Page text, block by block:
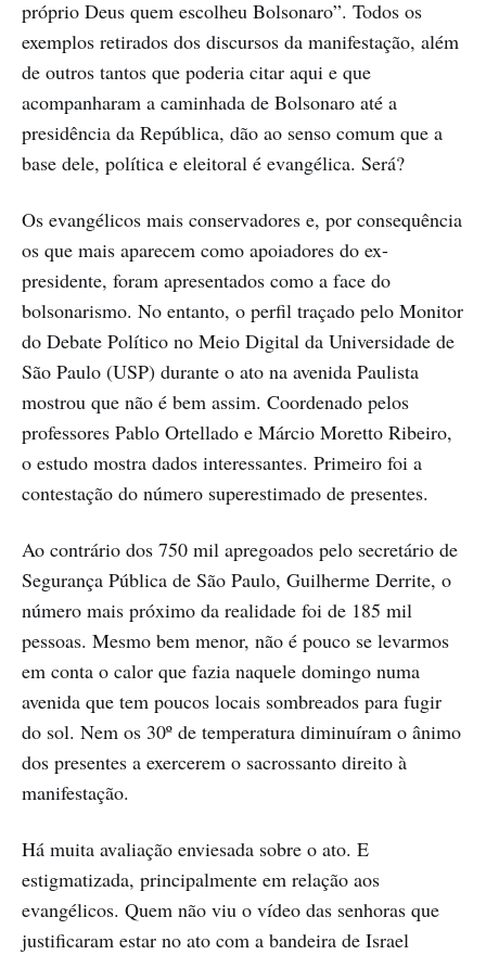
próprio Deus quem escolheu Bolsonaro”. Todos os
exemplos retirados dos discursos da manifestação, além
de outros tantos que poderia citar aqui e que
acompanharam a caminhada de Bolsonaro até a
presidência da República, dão ao senso comum que a
base dele, política e eleitoral é evangélica. Será?
Os evangélicos mais conservadores e, por consequência
os que mais aparecem como apoiadores do ex-
presidente, foram apresentados como a face do
bolsonarismo. No entanto, o perfil traçado pelo Monitor
do Debate Político no Meio Digital da Universidade de
São Paulo (USP) durante o ato na avenida Paulista
mostrou que não é bem assim. Coordenado pelos
professores Pablo Ortellado e Márcio Moretto Ribeiro,
o estudo mostra dados interessantes. Primeiro foi a
contestação do número superestimado de presentes.
Ao contrário dos 750 mil apregoados pelo secretário de
Segurança Pública de São Paulo, Guilherme Derrite, o
número mais próximo da realidade foi de 185 mil
pessoas. Mesmo bem menor, não é pouco se levarmos
em conta o calor que fazia naquele domingo numa
avenida que tem poucos locais sombreados para fugir
do sol. Nem os 30º de temperatura diminuíram o ânimo
dos presentes a exercerem o sacrossanto direito à
manifestação.
Há muita avaliação enviesada sobre o ato. E
estigmatizada, principalmente em relação aos
evangélicos. Quem não viu o vídeo das senhoras que
justificaram estar no ato com a bandeira de Israel